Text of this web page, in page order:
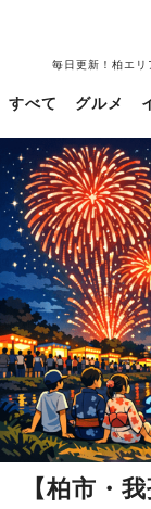
毎日更新！柏エリ
すべて グルメ
【柏市・